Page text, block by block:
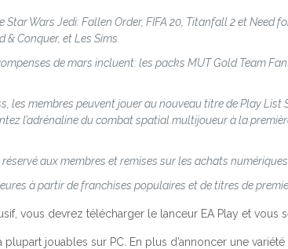
Star Wars Jedi: Fallen Order, FIFA 20, Titanfall 2 et
Conquer, et Les Sims.
de mars incluent: les packs MUT Gold Team
les membres peuvent jouer au nouveau titre de Play
l’adrénaline du combat spatial multijoueur à la
aux membres et remises sur les achats
à partir de franchises populaires et de titres de
vous devrez télécharger le lanceur EA Play et vous
jouables sur PC. En plus d’annoncer une